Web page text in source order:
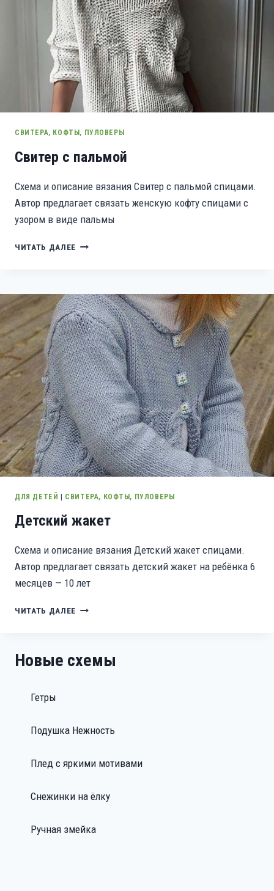
СВИТЕРА, КОФТЫ, ПУЛОВЕРЫ
Свитер с пальмой
Схема и описание вязания Свитер с пальмой спицами.
Автор предлагает связать женскую кофту спицами с
узором в виде пальмы
ЧИТАТЬ ДАЛЕЕ СВИТЕР
ДЛЯ ДЕТЕЙ | СВИТЕРА, КОФТЫ, ПУЛОВЕРЫ
Детский жакет
Схема и описание вязания Детский жакет спицами.
Автор предлагает связать детский жакет на ребёнка 6
месяцев — 10 лет
ЧИТАТЬ ДАЛЕЕ ДЕТСКИЙ
Новые схемы
Гетры
Подушка Нежность
Плед с яркими мотивами
Снежинки на ёлку
Ручная змейка